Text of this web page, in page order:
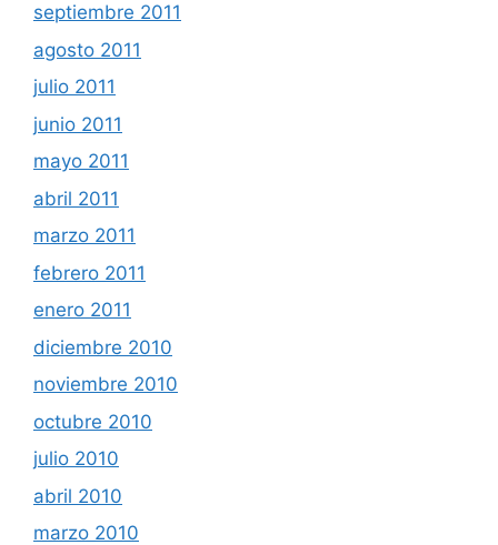
septiembre 2011
agosto 2011
julio 2011
junio 2011
mayo 2011
abril 2011
marzo 2011
febrero 2011
enero 2011
diciembre 2010
noviembre 2010
octubre 2010
julio 2010
abril 2010
marzo 2010